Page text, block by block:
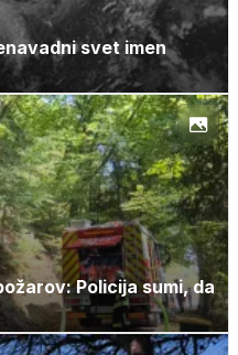
svet imen
Policija sumi, da